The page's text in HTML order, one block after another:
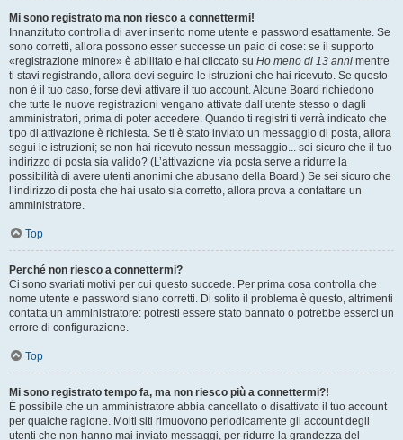
Mi sono registrato ma non riesco a connettermi!
Innanzitutto controlla di aver inserito nome utente e password esattamente. Se
sono corretti, allora possono esser successe un paio di cose: se il supporto
«registrazione minore» è abilitato e hai cliccato su Ho meno di 13 anni mentre
ti stavi registrando, allora devi seguire le istruzioni che hai ricevuto. Se questo
non è il tuo caso, forse devi attivare il tuo account. Alcune Board richiedono
che tutte le nuove registrazioni vengano attivate dall’utente stesso o dagli
amministratori, prima di poter accedere. Quando ti registri ti verrà indicato che
tipo di attivazione è richiesta. Se ti è stato inviato un messaggio di posta, allora
segui le istruzioni; se non hai ricevuto nessun messaggio... sei sicuro che il tuo
indirizzo di posta sia valido? (L’attivazione via posta serve a ridurre la
possibilità di avere utenti anonimi che abusano della Board.) Se sei sicuro che
l’indirizzo di posta che hai usato sia corretto, allora prova a contattare un
amministratore.
Top
Perché non riesco a connettermi?
Ci sono svariati motivi per cui questo succede. Per prima cosa controlla che
nome utente e password siano corretti. Di solito il problema è questo, altrimenti
contatta un amministratore: potresti essere stato bannato o potrebbe esserci un
errore di configurazione.
Top
Mi sono registrato tempo fa, ma non riesco più a connettermi?!
È possibile che un amministratore abbia cancellato o disattivato il tuo account
per qualche ragione. Molti siti rimuovono periodicamente gli account degli
utenti che non hanno mai inviato messaggi, per ridurre la grandezza del